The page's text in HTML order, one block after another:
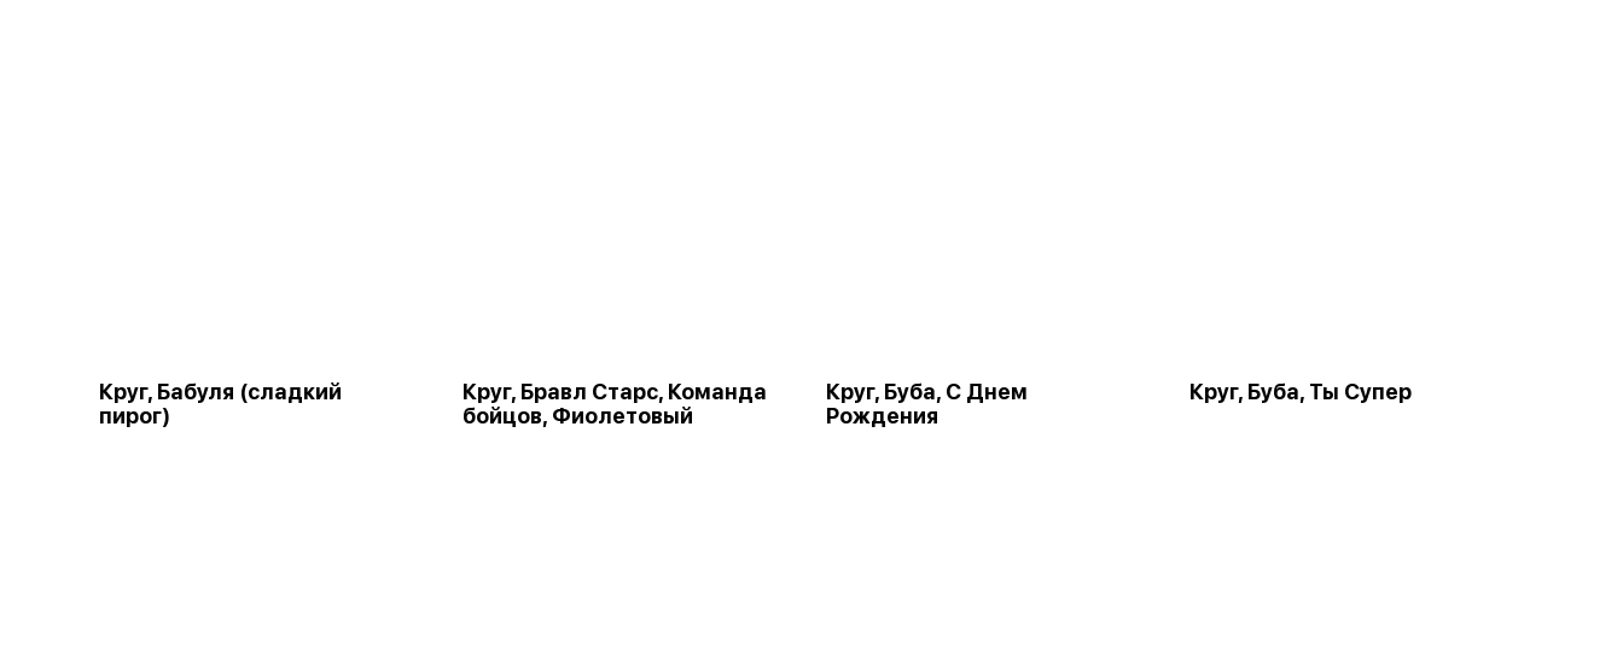
Круг, Бабуля (сладкий
пирог)
Круг, Бравл Старс, Команда
бойцов, Фиолетовый
Круг, Буба, С Днем
Рождения
Круг, Буба, Ты Супер